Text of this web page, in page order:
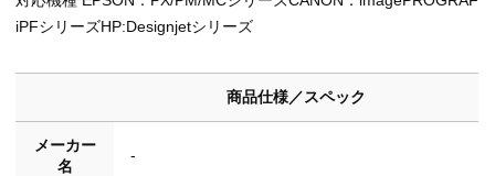
iPFシリーズHP:Designjetシリーズ
商品仕様／スペック
メーカー
名
-